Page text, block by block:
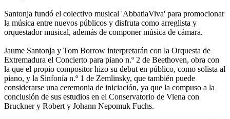
Santonja fundó el colectivo musical 'AbbatiaViva' para promocionar
la música entre nuevos públicos y disfruta como arreglista y
orquestador musical, además de componer música de cámara.
Jaume Santonja y Tom Borrow interpretarán con la Orquesta de
Extremadura el Concierto para piano n.º 2 de Beethoven, obra con
la que el propio compositor hizo su debut en público, como solista al
piano, y la Sinfonía n.º 1 de Zemlinsky, que también puede
considerarse una ceremonia de iniciación, ya que la compuso a la
conclusión de sus estudios en el Conservatorio de Viena con
Bruckner y Robert y Johann Nepomuk Fuchs.